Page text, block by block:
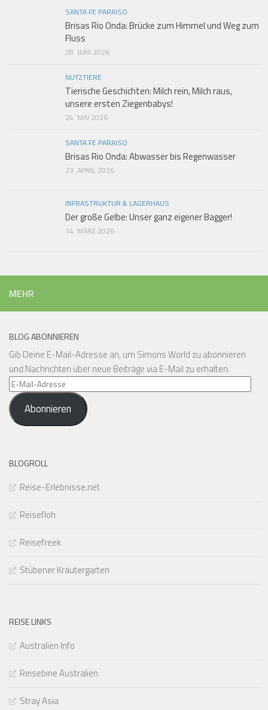
SANTA FE PARAISO
Brisas Rio Onda: Brücke zum Himmel und Weg zum
Fluss
28. JUNI 2026
NUTZTIERE
Tierische Geschichten: Milch rein, Milch raus,
unsere ersten Ziegenbabys!
24. MAI 2026
SANTA FE PARAISO
Brisas Rio Onda: Abwasser bis Regenwasser
23. APRIL 2026
INFRASTRUKTUR & LAGERHAUS
Der große Gelbe: Unser ganz eigener Bagger!
14. MÄRZ 2026
MEHR
BLOG ABONNIEREN
Gib Deine E-Mail-Adresse an, um Simons World zu abonnieren
und Nachrichten über neue Beiträge via E-Mail zu erhalten.
E-
Mail-
AdresseAbonnieren
BLOGROLL
Reise-Erlebnisse.net
Reisefloh
Reisefreek
Stübener Kräutergarten
REISE LINKS
Australien Info
Reisebine Australien
Stray Asia